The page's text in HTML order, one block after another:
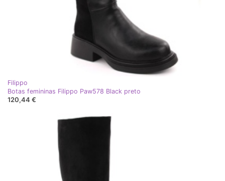
Filippo
Botas femininas Filippo Paw578 Black preto
120,44 €